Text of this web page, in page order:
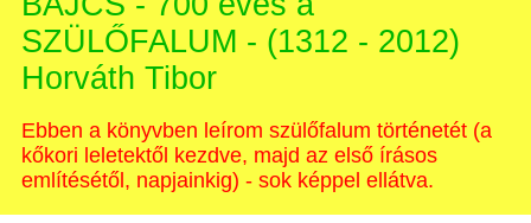
SZÜLŐFALUM - (1312 - 2012)
Horváth Tibor
Ebben a könyvben leírom szülőfalum történetét (a
kőkori leletektől kezdve, majd az első írásos
említésétől, napjainkig) - sok képpel ellátva.